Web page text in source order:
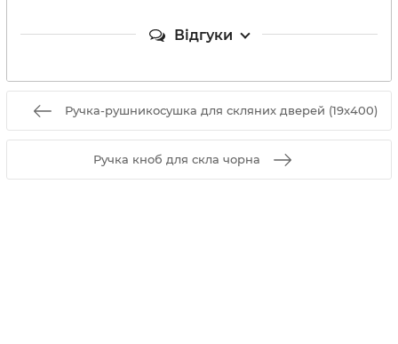
Відгуки
Ручка-рушникосушка для скляних дверей (19x400)
Ручка кноб для скла чорна